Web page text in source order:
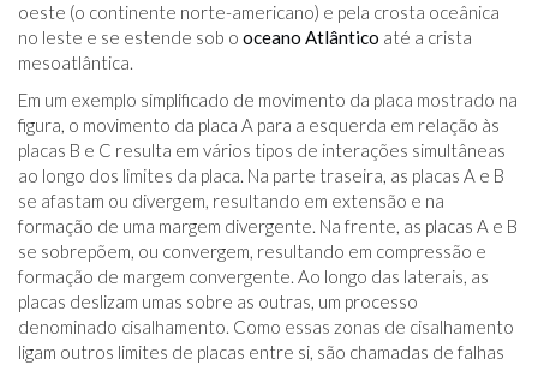
oeste (o continente norte-americano) e pela crosta oceânica
no leste e se estende sob o oceano Atlântico até a crista
mesoatlântica.
Em um exemplo simplificado de movimento da placa mostrado na
figura, o movimento da placa A para a esquerda em relação às
placas B e C resulta em vários tipos de interações simultâneas
ao longo dos limites da placa. Na parte traseira, as placas A e B
se afastam ou divergem, resultando em extensão e na
formação de uma margem divergente. Na frente, as placas A e B
se sobrepõem, ou convergem, resultando em compressão e
formação de margem convergente. Ao longo das laterais, as
placas deslizam umas sobre as outras, um processo
denominado cisalhamento. Como essas zonas de cisalhamento
ligam outros limites de placas entre si, são chamadas de falhas